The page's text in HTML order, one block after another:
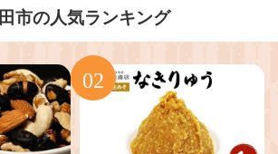
市の人気ランキング